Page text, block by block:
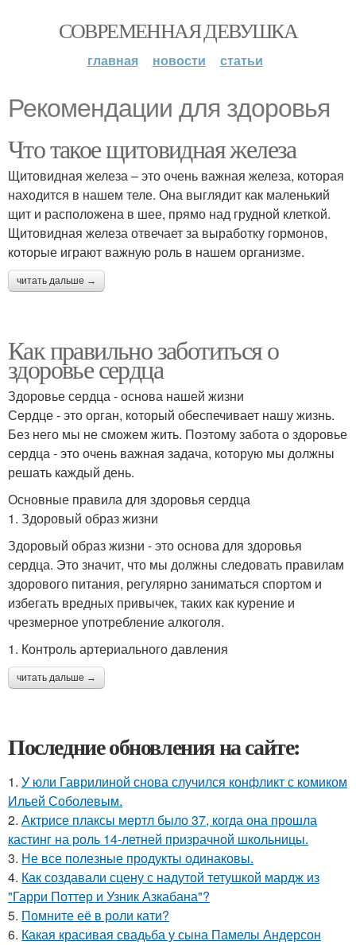
СОВРЕМЕННАЯ ДЕВУШКА
главная новости статьи
Рекомендации для здоровья
Что такое щитовидная железа
Щитовидная железа – это очень важная железа, которая
находится в нашем теле. Она выглядит как маленький
щит и расположена в шее, прямо над грудной клеткой.
Щитовидная железа отвечает за выработку гормонов,
которые играют важную роль в нашем организме.
читать дальше →
Как правильно заботиться о
здоровье сердца
Здоровье сердца - основа нашей жизни
Сердце - это орган, который обеспечивает нашу жизнь.
Без него мы не сможем жить. Поэтому забота о здоровье
сердца - это очень важная задача, которую мы должны
решать каждый день.
Основные правила для здоровья сердца
1. Здоровый образ жизни
Здоровый образ жизни - это основа для здоровья
сердца. Это значит, что мы должны следовать правилам
здорового питания, регулярно заниматься спортом и
избегать вредных привычек, таких как курение и
чрезмерное употребление алкоголя.
1. Контроль артериального давления
читать дальше →
Последние обновления на сайте:
1. У юли Гаврилиной снова случился конфликт с комиком
Ильей Соболевым.
2. Актрисе плаксы мертл было 37, когда она прошла
кастинг на роль 14-летней призрачной школьницы.
3. Не все полезные продукты одинаковы.
4. Как создавали сцену с надутой тетушкой мардж из
"Гарри Поттер и Узник Азкабана"?
5. Помните её в роли кати?
6. Какая красивая свадьба у сына Памелы Андерсон